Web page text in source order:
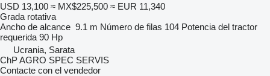
USD 13,100 ≈ MX$225,500 ≈ EUR 11,340
Grada rotativa
Ancho de alcance 9.1 m Número de filas 104 Potencia del tractor
requerida 90 Hp
Ucrania, Sarata
ChP AGRO SPEC SERVIS
Contacte con el vendedor